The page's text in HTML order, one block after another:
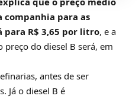
companhia para as
R$ 3,65 por litro, e a
preço do diesel B será, em
antes de ser
Já o diesel B é